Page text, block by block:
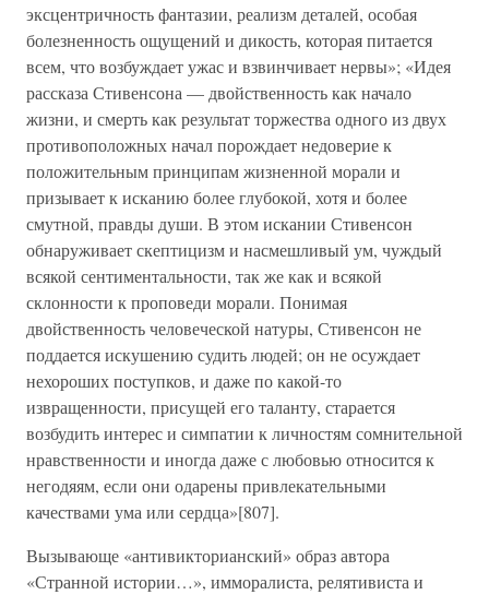
эксцентричность фантазии, реализм деталей, особая
болезненность ощущений и дикость, которая питается
всем, что возбуждает ужас и взвинчивает нервы»; «Идея
рассказа Стивенсона — двойственность как начало
жизни, и смерть как результат торжества одного из двух
противоположных начал порождает недоверие к
положительным принципам жизненной морали и
призывает к исканию более глубокой, хотя и более
смутной, правды души. В этом искании Стивенсон
обнаруживает скептицизм и насмешливый ум, чуждый
всякой сентиментальности, так же как и всякой
склонности к проповеди морали. Понимая
двойственность человеческой натуры, Стивенсон не
поддается искушению судить людей; он не осуждает
нехороших поступков, и даже по какой-то
извращенности, присущей его таланту, старается
возбудить интерес и симпатии к личностям сомнительной
нравственности и иногда даже с любовью относится к
негодяям, если они одарены привлекательными
качествами ума или сердца»[807].
Вызывающе «антивикторианский» образ автора
«Странной истории…», имморалиста, релятивиста и